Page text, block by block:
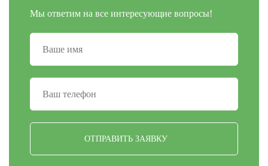
Мы ответим на все интересующие вопросы!
ОТПРАВИТЬ ЗАЯВКУ